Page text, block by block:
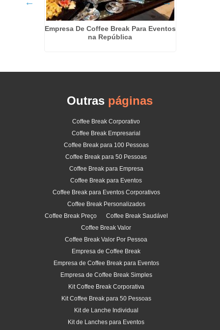
Empresa De Coffee Break Para Eventos
na República
Outras páginas
Coffee Break Corporativo
Coffee Break Empresarial
Coffee Break para 100 Pessoas
Coffee Break para 50 Pessoas
Coffee Break para Empresa
Coffee Break para Eventos
Coffee Break para Eventos Corporativos
Coffee Break Personalizados
Coffee Break Preço
Coffee Break Saudável
Coffee Break Valor
Coffee Break Valor Por Pessoa
Empresa de Coffee Break
Empresa de Coffee Break para Eventos
Empresa de Coffee Break Simples
Kit Coffee Break Corporativa
Kit Coffee Break para 50 Pessoas
Kit de Lanche Individual
Kit de Lanches para Eventos